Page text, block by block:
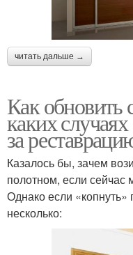
читать дальше →
Как обновить
каких
за
Казалось бы, зачем
полотном, если сейчас
Однако если «копнуть»
несколько: